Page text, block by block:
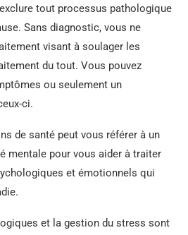
tout processus pathologique
Sans diagnostic, vous ne
visant à soulager les
du tout. Vous pouvez
ou seulement un
ci.
de santé peut vous référer à un
mentale pour vous aider à traiter
et émotionnels qui
et la gestion du stress sont